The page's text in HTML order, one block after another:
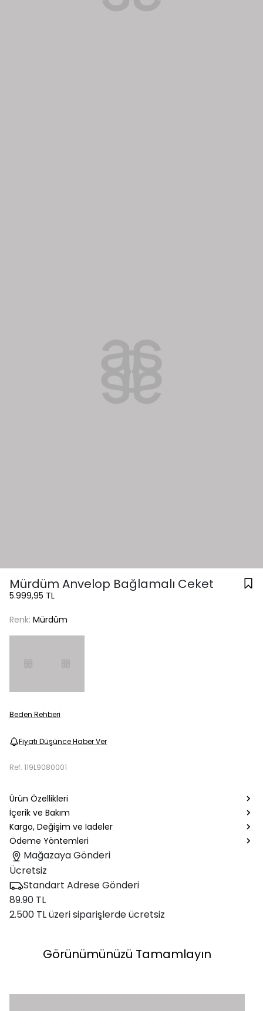
Mürdüm Anvelop Bağlamalı Ceket
5.999,95 TL
Renk: Mürdüm
Beden Rehberi
Fiyatı Düşünce Haber Ver
Ref. 119L9080001
Ürün Özellikleri
İçerik ve Bakım
Kargo, Değişim ve İadeler
Ödeme Yöntemleri
Mağazaya Gönderi
Ücretsiz
Standart Adrese Gönderi
89.90 TL
2.500 TL üzeri siparişlerde ücretsiz
Görünümünüzü Tamamlayın